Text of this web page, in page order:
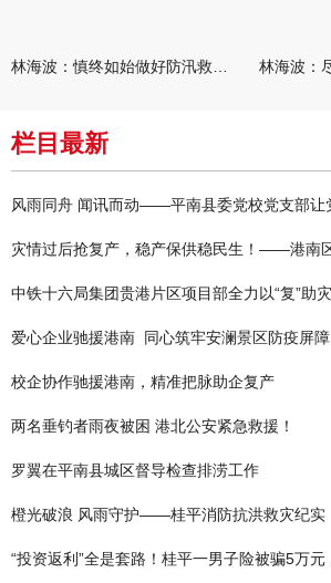
栏目最新
风雨同舟 闻讯而动——平南县委党校党支部让
灾情过后抢复产，稳产保供稳民生！——港南
中铁十六局集团贵港片区项目部全力以“复”助灾
爱心企业驰援港南 同心筑牢安澜景区防疫屏障
校企协作驰援港南，精准把脉助企复产
两名垂钓者雨夜被困 港北公安紧急救援！
罗翼在平南县城区督导检查排涝工作
橙光破浪 风雨守护——桂平消防抗洪救灾纪实
“投资返利”全是套路！桂平一男子险被骗5万元